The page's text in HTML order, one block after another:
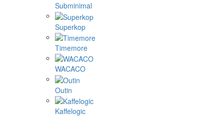
Subminimal
Superkop
Timemore
WACACO
Outin
Kaffelogic